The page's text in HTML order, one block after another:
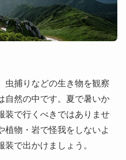
虫捕りなどの生き物を観察
自然の中です。夏で暑いか
装で行くべきではありませ
植物・岩で怪我をしないよ
装で出かけましょう。